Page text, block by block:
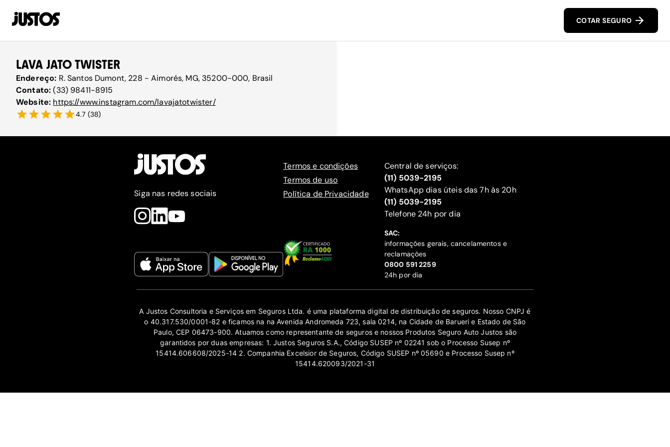
COTAR SEGURO
LAVA JATO TWISTER
Endereço: R. Santos Dumont, 228 - Aimorés, MG, 35200-000, Brasil
Contato:(33) 98411-8915
Website: https://www.instagram.com/lavajatotwister/
4.7 (38)
Siga nas redes sociais
Termos e condições
Termos de uso
Política de Privacidade
Central de serviços:
(11) 5039-2195
WhatsApp dias úteis das 7h às 20h
(11) 5039-2195
‍Telefone 24h por dia
SAC:
informações gerais, cancelamentos e
reclamações
‍0800 591 2259
24h por dia
A Justos Consultoria e Serviços em Seguros Ltda. é uma plataforma digital de distribuição de seguros. Nosso CNPJ é
o 40.317.530/0001-82 e ficamos na na Avenida Andromeda 723, sala 0214, na Cidade de Barueri e Estado de São
Paulo, CEP 06473-900. Atuamos como representante de seguros e nossos Produtos Seguro Auto Justos são
garantidos por duas empresas: 1. Justos Seguros S.A., Código SUSEP nº 02241 sob o Processo Susep nº
15414.606608/2025-14 2. Companhia Excelsior de Seguros, Código SUSEP nº 05690 e Processo Susep nº
15414.620093/2021-31